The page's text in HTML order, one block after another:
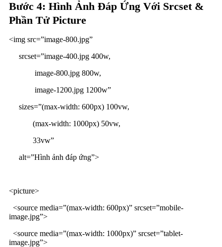
Bước 4: Hình Ảnh Đáp Ứng Với Srcset &
Phần Tử Picture
<img src=”image-800.jpg”
srcset=”image-400.jpg 400w,
image-800.jpg 800w,
image-1200.jpg 1200w”
sizes=”(max-width: 600px) 100vw,
(max-width: 1000px) 50vw,
33vw”
alt=”Hình ảnh đáp ứng”>
<picture>
<source media=”(max-width: 600px)” srcset=”mobile-
image.jpg”>
<source media=”(max-width: 1000px)” srcset=”tablet-
image.jpg”>